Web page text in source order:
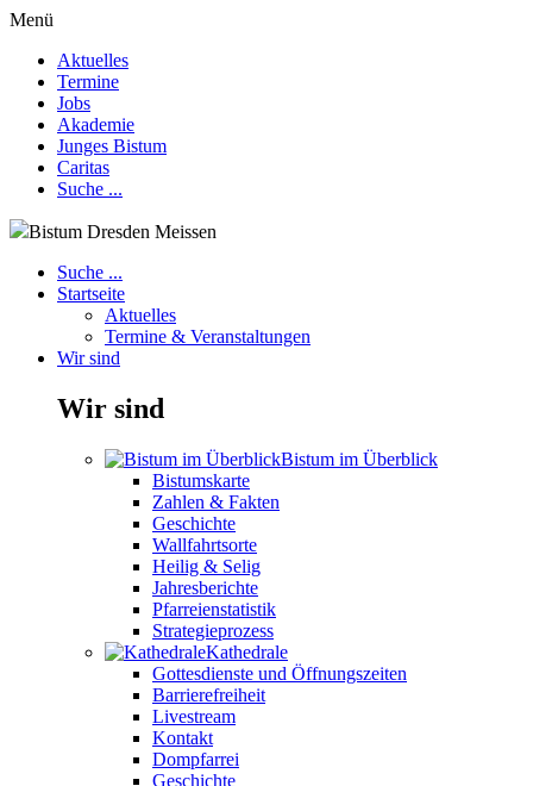
Menü
Aktuelles
Termine
Jobs
Akademie
Junges Bistum
Caritas
Suche ...
Bistum Dresden Meissen
Suche ...
Startseite
Aktuelles
Termine & Veranstaltungen
Wir sind
Wir sind
Bistum im Überblick
Bistumskarte
Zahlen & Fakten
Geschichte
Wallfahrtsorte
Heilig & Selig
Jahresberichte
Pfarreienstatistik
Strategieprozess
Kathedrale
Gottesdienste und Öffnungszeiten
Barrierefreiheit
Livestream
Kontakt
Dompfarrei
Geschichte